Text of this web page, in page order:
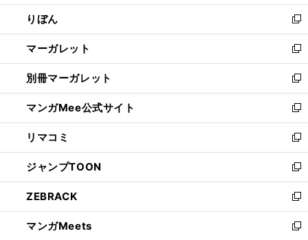
開
く
ウ
で
開
く
ン
ド
ウ
で
開
く
ウ
ィ
ン
ド
ウ
で
開
く
りぼん
新
し
い
ウ
ィ
ン
ド
ウ
で
開
く
マーガレット
新
し
い
ウ
ィ
ン
ド
ウ
で
開
く
別冊マーガレット
新
し
い
ウ
ィ
ン
ド
ウ
で
開
く
マンガMee公式サイト
新
し
い
ウ
ィ
ン
ド
ウ
で
リマコミ
新
し
い
ウ
ィ
ン
ド
ジャンプTOON
新
し
い
ウ
ィ
ZEBRACK
新
し
い
マンガMeets
新